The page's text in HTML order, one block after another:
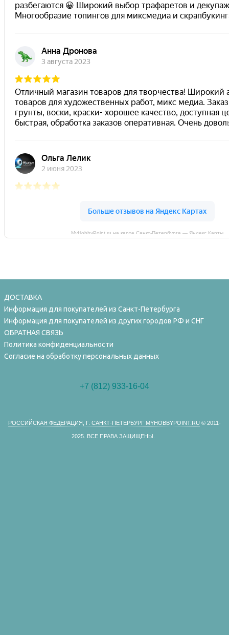
MyHobbyPoint.ru на карте Санкт‑Петербурга — Яндекс Карты
ДОСТАВКА
Информация для покупателей из Санкт-Петербурга
Информация для покупателей из других городов РФ и СНГ
ОБРАТНАЯ СВЯЗЬ
Политика конфиденциальности
Согласие на обработку персональных данных
+7 (812) 933-16-04
РОССИЙСКАЯ ФЕДЕРАЦИЯ, Г. САНКТ-ПЕТЕРБУРГ MYHOBBYPOINT.RU © 2011-
2025. ВСЕ ПРАВА ЗАЩИЩЕНЫ.